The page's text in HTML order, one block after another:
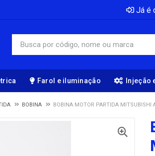
Já é
Farol e iluminação Injeção
BOBINA BOBINA MOTOR PARTIDA MITSUBISHI